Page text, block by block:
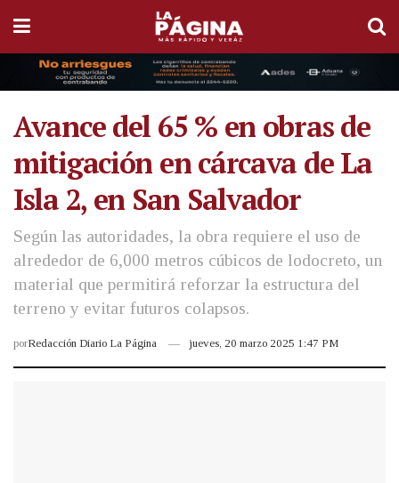
Avance del 65 % en obras de
mitigación en cárcava de La
Isla 2, en San Salvador
Según las autoridades, la obra requiere el uso de
alrededor de 6,000 metros cúbicos de lodocreto, un
material que permitirá reforzar la estructura del
terreno y evitar futuros colapsos.
porRedacción Diario La Página jueves, 20 marzo 2025 1:47 PM